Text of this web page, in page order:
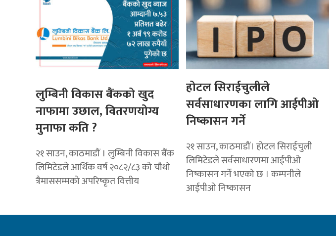
लुम्बिनी विकास बैंकको खुद
नाफामा उछाल, वितरणयोग्य
मुनाफा कति ?
२१ साउन, काठमाडौं । लुम्बिनी विकास बैंक
लिमिटेडले आर्थिक वर्ष २०८२/८३ को चौथो
त्रैमाससम्मको अपरिष्कृत वित्तीय
होटल सिराईचुलीले
सर्वसाधारणका लागि आईपीओ
निष्कासन गर्ने
२१ साउन, काठमाडौं। होटल सिराईचुली
लिमिटेडले सर्वसाधारणमा आईपीओ
निष्कासन गर्ने भएको छ । कम्पनीले
आईपीओ निष्कासन